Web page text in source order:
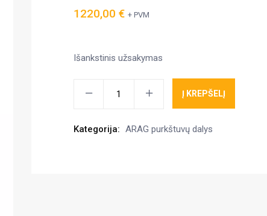
1220,00 € + PVM
Išankstinis užsakymas
881B14254C
Į KREPŠELĮ
Kategorija: ARAG purkštuvų dalys